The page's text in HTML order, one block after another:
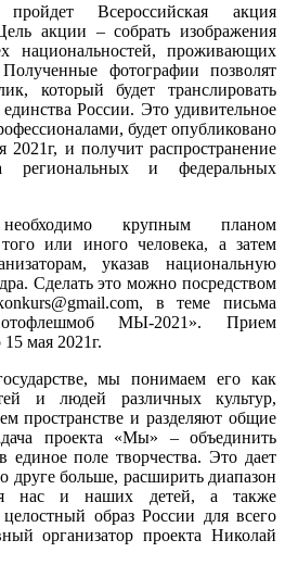
Всероссийская акция
акции – собрать изображения
национальностей, проживающих
фотографии позволят
который будет транслировать
России. Это удивительное
будет опубликовано
и получит распространение
и федеральных
крупным планом
того или иного человека, а затем
указав национальную
Сделать это можно посредством
в теме письма
МЫ-2021». Прием
мая 2021г.
мы понимаем его как
и людей различных культур,
пространстве и разделяют общие
проекта «Мы» – объединить
единое поле творчества. Это дает
друге больше, расширить диапазон
нас и наших детей, а также
образ России для всего
организатор проекта Николай